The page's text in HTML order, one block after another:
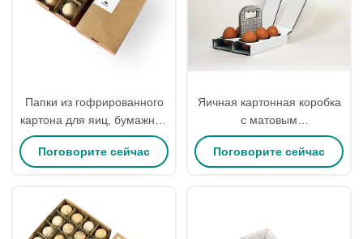
Папки из гофрированного
картона для яиц, бумажная
коробка коричневого цвета
CMYK с разделителем
Поговорите сейчас
Яичная картонная коробка
с матовым
ламинированием, упаковка
оптом, экологически
Поговорите сейчас